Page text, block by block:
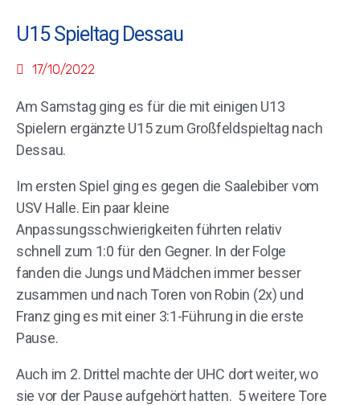
U15 Spieltag Dessau
17/10/2022
Am Samstag ging es für die mit einigen U13
Spielern ergänzte U15 zum Großfeldspieltag nach
Dessau.
Im ersten Spiel ging es gegen die Saalebiber vom
USV Halle. Ein paar kleine
Anpassungsschwierigkeiten führten relativ
schnell zum 1:0 für den Gegner. In der Folge
fanden die Jungs und Mädchen immer besser
zusammen und nach Toren von Robin (2x) und
Franz ging es mit einer 3:1-Führung in die erste
Pause.
Auch im 2. Drittel machte der UHC dort weiter, wo
sie vor der Pause aufgehört hatten. 5 weitere Tore